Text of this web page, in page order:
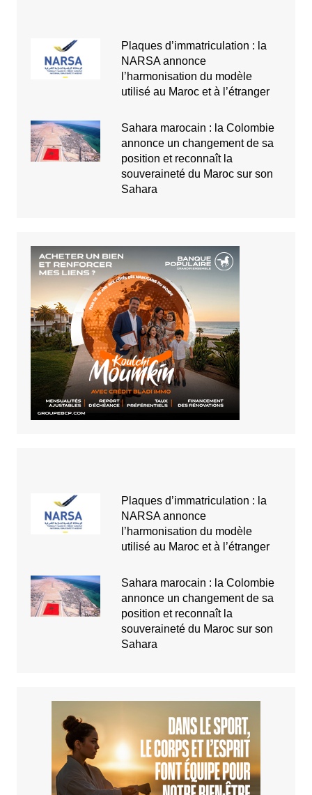
Plaques d’immatriculation : la
NARSA annonce
l’harmonisation du modèle
utilisé au Maroc et à l’étranger
Sahara marocain : la Colombie
annonce un changement de sa
position et reconnaît la
souveraineté du Maroc sur son
Sahara
Plaques d’immatriculation : la
NARSA annonce
l’harmonisation du modèle
utilisé au Maroc et à l’étranger
Sahara marocain : la Colombie
annonce un changement de sa
position et reconnaît la
souveraineté du Maroc sur son
Sahara